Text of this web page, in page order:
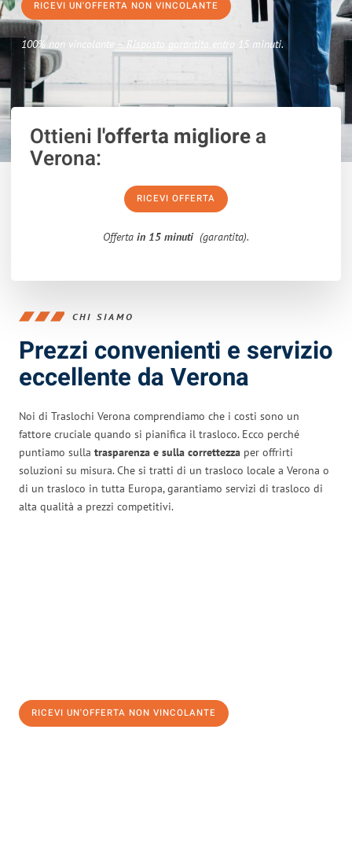
RICEVI UN'OFFERTA NON VINCOLANTE
100% non vincolante – Risposta garantita entro 15 minuti.
Ottieni l'offerta migliorea
Verona:
RICEVI OFFERTA
Offerta in 15 minuti (garantita).
CHI SIAMO
Prezzi convenienti e servizio
eccellente da Verona
Noi di Traslochi Verona comprendiamo che i costi sono un
fattore cruciale quando si pianifica il trasloco. Ecco perché
puntiamo sulla trasparenza e sulla correttezza per offrirti
soluzioni su misura. Che si tratti di un trasloco locale a Verona o
di un trasloco in tutta Europa, garantiamo servizi di trasloco di
alta qualità a prezzi competitivi.
RICEVI UN'OFFERTA NON VINCOLANTE